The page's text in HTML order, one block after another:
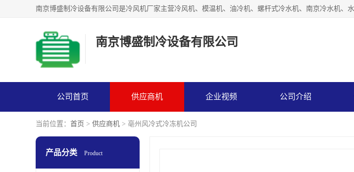
南京博盛制冷设备有限公司
公司首页 供应商机 企业视频 公司介绍
当前位置： 首页 > 供应商机 > 亳州风冷式冷冻机公司
产品分类 Product